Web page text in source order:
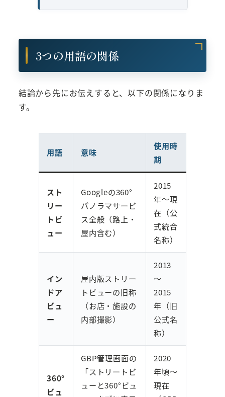
3つの用語の関係
結論から先にお伝えすると、以下の関係になりま
す。
用語 意味
使用時
期
スト
リー
トビ
ュー
Googleの360°
パノラマサービ
ス全般（路上・
屋内含む）
2015
年〜現
在（公
式統合
名称）
イン
ドア
ビュ
ー
屋内版ストリー
トビューの旧称
（お店・施設の
内部撮影）
2013
〜
2015
年（旧
公式名
称）
360°
ビュ
GBP管理画面の
「ストリートビ
ューと360°ビュ
2020
年頃〜
現在